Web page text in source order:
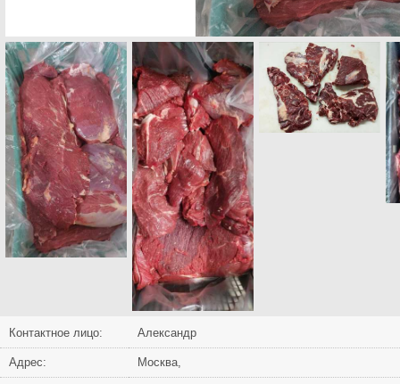
Контактное лицо: Александр
Адрес: Москва,